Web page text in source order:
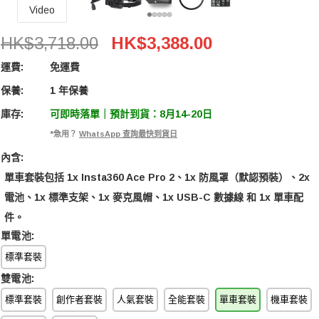
Video
Insta360 Ace Pro 2 Dual Battery Bike Bundle (續航
HK$3,718.00 HK$3,388.00
運費: 免運費
保養: 1 年保養
庫存: 可即時落單｜預計到貨：8月14-20日
*急用？ WhatsApp 查詢最快到貨日
內含:
單車套裝包括 1x Insta360 Ace Pro 2、1x 防風罩（默認預裝）、2x
電池、1x 標準支架、1x 麥克風帽、1x USB-C 數據線 和 1x 單車配
件。
單電池:
標準套裝
雙電池:
標準套裝 創作者套裝 人氣套裝 全能套裝 單車套裝 機車套裝